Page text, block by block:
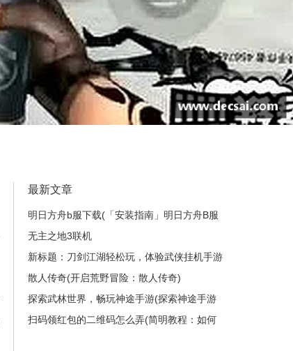
最新文章
明日方舟b服下载(「安装指南」明日方舟B服
如何下载？)
无主之地3联机
新标题：刀剑江湖轻松玩，体验武侠挂机手游
的快乐！(在《刀剑江湖》中尽情畅游，感受
武侠世界的奥秘！)
散人传奇(开启荒野冒险：散人传奇)
探索武林世界，畅玩神途手游(探索神途手游
的武林世界，建立你的传奇故事)
扫码领红包的二维码怎么弄(简明教程：如何